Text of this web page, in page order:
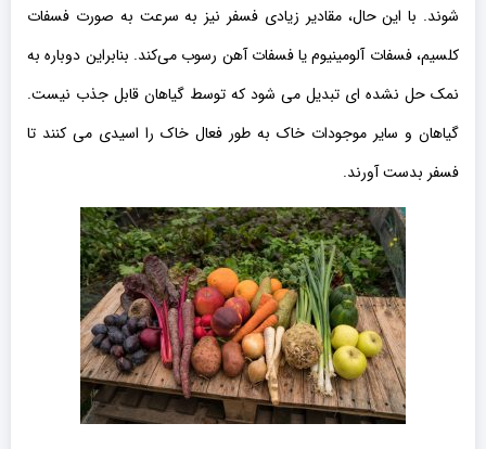
شوند. با این حال، مقادیر زیادی فسفر نیز به سرعت به صورت فسفات
کلسیم، فسفات آلومینیوم یا فسفات آهن رسوب می‌کند. بنابراین دوباره به
نمک حل نشده ای تبدیل می شود که توسط گیاهان قابل جذب نیست.
گیاهان و سایر موجودات خاک به طور فعال خاک را اسیدی می کنند تا
فسفر بدست آورند.